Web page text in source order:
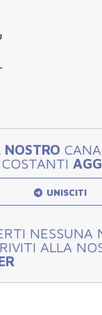
NOSTRO
UNISCITI
NESSUNA
ALLA